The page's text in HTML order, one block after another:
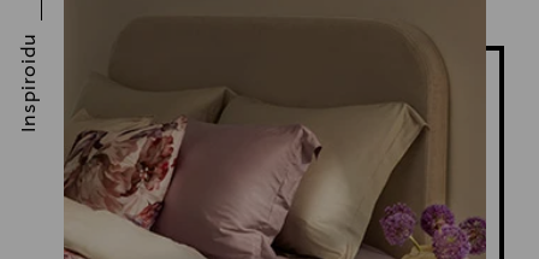
Inspiroidu